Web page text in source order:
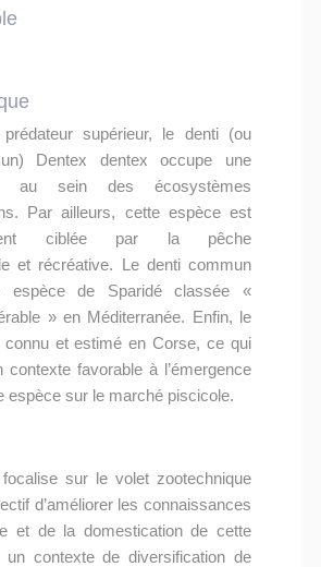
supérieur, le denti (ou
Dentex dentex occupe une
au sein des écosystèmes
Par ailleurs, cette espèce est
ciblée par la pêche
et récréative. Le denti commun
espèce de Sparidé classée «
» en Méditerranée. Enfin, le
et estimé en Corse, ce qui
contexte favorable à l’émergence
espèce sur le marché piscicole.
sur le volet zootechnique
d’améliorer les connaissances
et de la domestication de cette
un contexte de diversification de